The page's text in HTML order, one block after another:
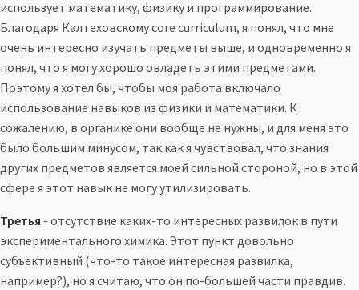
использует математику, физику и программирование.
Благодаря Калтеховскому core curriculum, я понял, что мне
очень интересно изучать предметы выше, и одновременно я
понял, что я могу хорошо овладеть этими предметами.
Поэтому я хотел бы, чтобы моя работа включало
использование навыков из физики и математики. К
сожалению, в органике они вообще не нужны, и для меня это
было большим минусом, так как я чувствовал, что знания
других предметов является моей сильной стороной, но в этой
сфере я этот навык не могу утилизировать.
Третья - отсутствие каких-то интересных развилок в пути
экспериментального химика. Этот пункт довольно
субъективный (что-то такое интересная развилка,
например?), но я считаю, что он по-большей части правдив.